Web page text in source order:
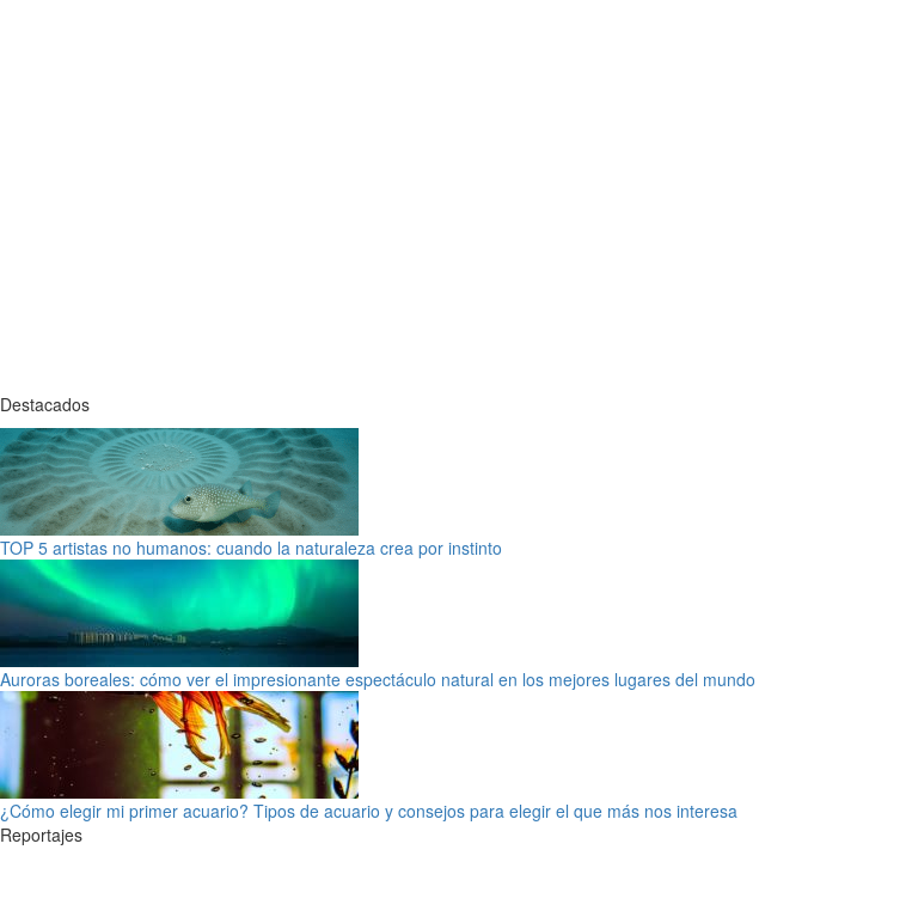
Destacados
TOP 5 artistas no humanos: cuando la naturaleza crea por instinto
Auroras boreales: cómo ver el impresionante espectáculo natural en los mejores lugares del mundo
¿Cómo elegir mi primer acuario? Tipos de acuario y consejos para elegir el que más nos interesa
Reportajes